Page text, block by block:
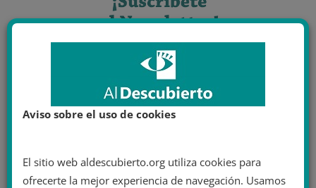
Aviso sobre el uso de cookies
El sitio web aldescubierto.org utiliza cookies para
ofrecerte la mejor experiencia de navegación. Usamos